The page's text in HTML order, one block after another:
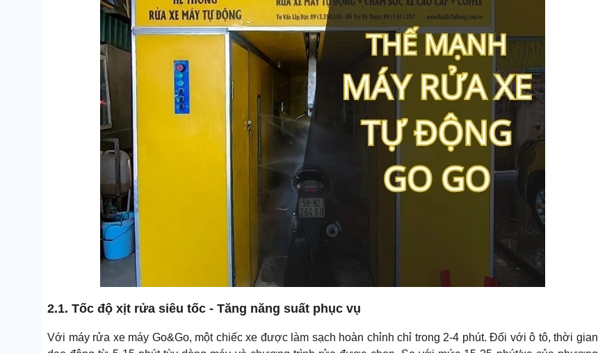
2.1. Tốc độ xịt rửa siêu tốc - Tăng năng suất phục vụ
Với máy rửa xe máy Go&Go, một chiếc xe được làm sạch hoàn chỉnh chỉ trong 2-4 phút. Đối với ô tô, thời gian